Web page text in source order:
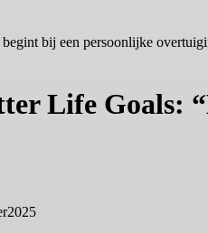
bij een persoonlijke
Life Goals: